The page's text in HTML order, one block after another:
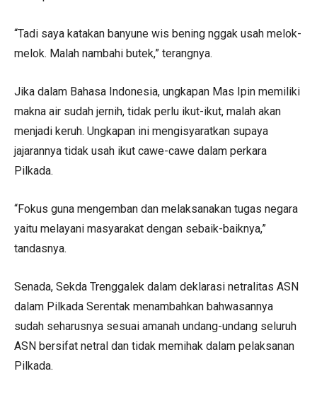
“Tadi saya katakan banyune wis bening nggak usah melok-
melok. Malah nambahi butek,” terangnya.
Jika dalam Bahasa Indonesia, ungkapan Mas Ipin memiliki
makna air sudah jernih, tidak perlu ikut-ikut, malah akan
menjadi keruh. Ungkapan ini mengisyaratkan supaya
jajarannya tidak usah ikut cawe-cawe dalam perkara
Pilkada.
“Fokus guna mengemban dan melaksanakan tugas negara
yaitu melayani masyarakat dengan sebaik-baiknya,”
tandasnya.
Senada, Sekda Trenggalek dalam deklarasi netralitas ASN
dalam Pilkada Serentak menambahkan bahwasannya
sudah seharusnya sesuai amanah undang-undang seluruh
ASN bersifat netral dan tidak memihak dalam pelaksanan
Pilkada.